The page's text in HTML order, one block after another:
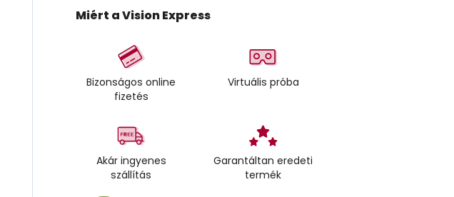
Miért a Vision Express
Bizonságos online
fizetés
Virtuális próba
Akár ingyenes
szállítás
Garantáltan eredeti
termék